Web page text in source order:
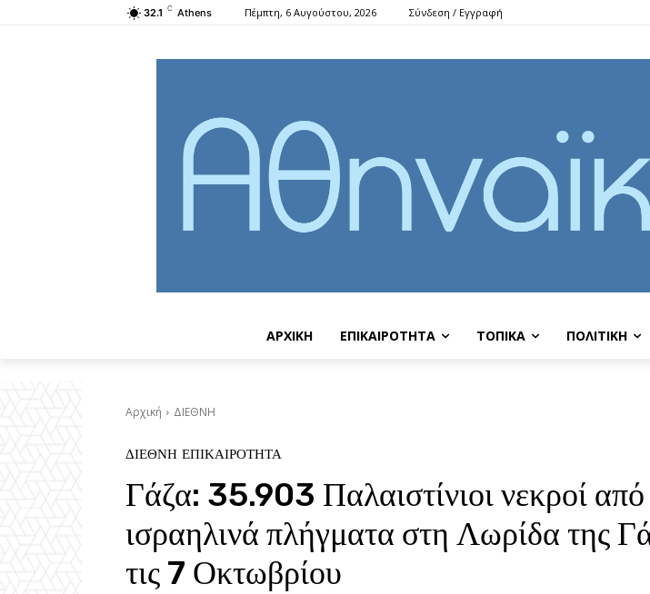
32.1 C Athens Πέμπτη, 6 Αυγούστου, 2026 Σύνδεση / Εγγραφή
ΑΡΧΙΚΗ ΕΠΙΚΑΙΡΟΤΗΤΑ ΤΟΠΙΚΑ ΠΟΛΙΤΙΚΗ
Αρχική ΔΙΕΘΝΗ
ΔΙΕΘΝΗ ΕΠΙΚΑΙΡΟΤΗΤΑ
Γάζα: 35.903 Παλαιστίνιοι νεκροί από
ισραηλινά πλήγματα στη Λωρίδα της
τις 7 Οκτωβρίου